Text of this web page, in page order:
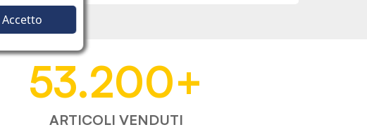
53.200+
ARTICOLI VENDUTI
Accetto